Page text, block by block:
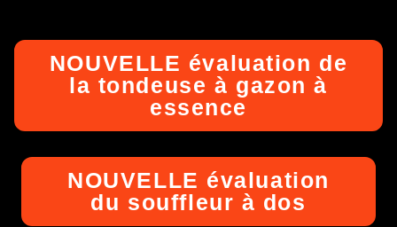
NOUVELLE évaluation de
la tondeuse à gazon à
essence
NOUVELLE évaluation
du souffleur à dos